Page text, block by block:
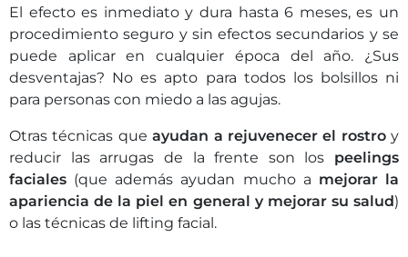
El efecto es inmediato y dura hasta 6 meses, es un
procedimiento seguro y sin efectos secundarios y se
puede aplicar en cualquier época del año. ¿Sus
desventajas? No es apto para todos los bolsillos ni
para personas con miedo a las agujas.
Otras técnicas queayudan a rejuvenecer el rostroy
reducir las arrugas de la frente son los peelings
faciales (que además ayudan mucho a mejorar la
apariencia de la piel en general y mejorar su salud)
o las técnicas de lifting facial.